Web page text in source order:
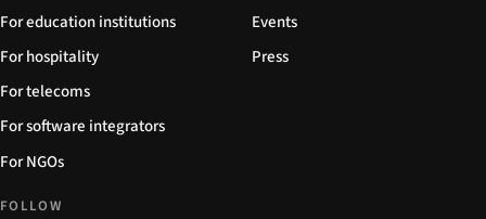
For education institutions
For hospitality
For telecoms
For software integrators
For NGOs
Events
Press
FOLLOW